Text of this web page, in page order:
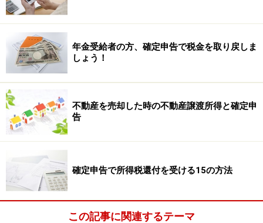
年金受給者の方、確定申告で税金を取り戻しま
しょう！
不動産を売却した時の不動産譲渡所得と確定申
告
確定申告で所得税還付を受ける15の方法
この記事に関連するテーマ